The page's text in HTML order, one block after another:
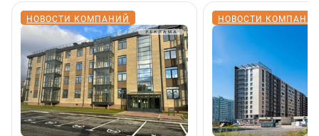
НОВОСТИ КОМПАНИЙ НОВОСТИ